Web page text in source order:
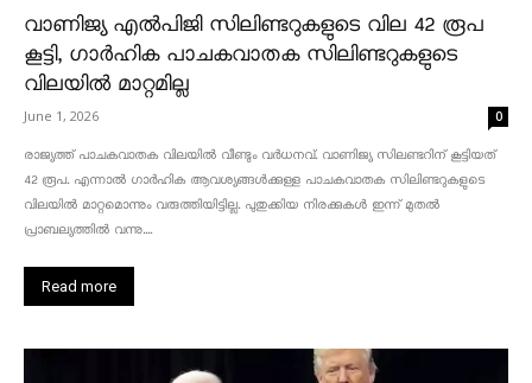
വാണിജ്യ എൽപിജി സിലിണ്ടറുകളുടെ വില 42 രൂപ
കൂട്ടി, ഗാർഹിക പാചകവാതക സിലിണ്ടറുകളുടെ
വിലയിൽ മാറ്റമില്ല
June 1, 2026 0
രാജ്യത്ത് പാചകവാതക വിലയിൽ വീണ്ടും വർധനവ്. വാണിജ്യ സിലണ്ടറിന് കൂട്ടിയത്
42 രൂപ. എന്നാൽ ഗാർഹിക ആവശ്യങ്ങൾക്കുള്ള പാചകവാതക സിലിണ്ടറുകളുടെ
വിലയിൽ മാറ്റമൊന്നും വരുത്തിയിട്ടില്ല. പുതുക്കിയ നിരക്കുകൾ ഇന്ന് മുതൽ
പ്രാബല്യത്തിൽ വന്നു....
Read more